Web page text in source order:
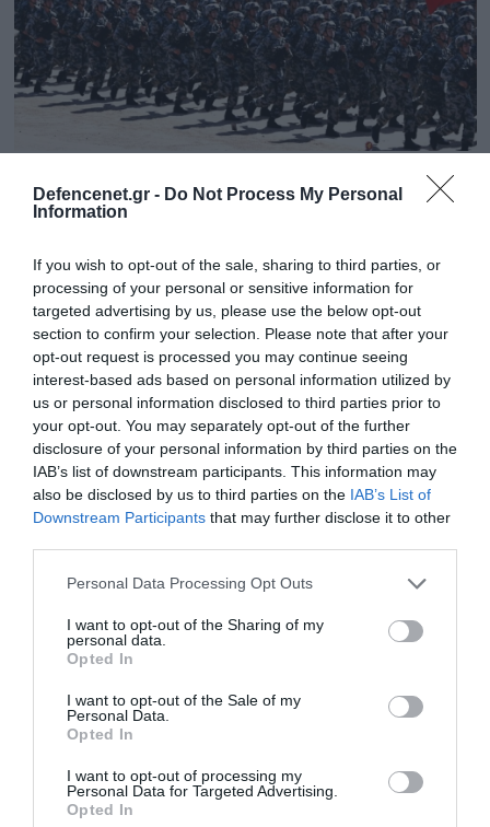
Defencenet.gr - Do Not Process My Personal
Information
If you wish to opt-out of the sale, sharing to third parties, or
processing of your personal or sensitive information for
targeted advertising by us, please use the below opt-out
section to confirm your selection. Please note that after your
opt-out request is processed you may continue seeing
interest-based ads based on personal information utilized by
us or personal information disclosed to third parties prior to
your opt-out. You may separately opt-out of the further
disclosure of your personal information by third parties on the
IAB’s list of downstream participants. This information may
also be disclosed by us to third parties on the IAB’s List of
Downstream Participants that may further disclose it to other
Please note that this website/app uses one or more Google
not limited to your visit or usage behaviour. You may click to
grant or deny consent to Google and its third-party tags to
use your data for below specified purposes in below Google
consent section.
Personal Data Processing Opt Outs
I want to opt-out of the Sharing of my
personal data.
Opted In
I want to opt-out of the Sale of my
Personal Data.
Opted In
I want to opt-out of processing my
Personal Data for Targeted Advertising.
Opted In
03.06.2023 | 14:07
Οι Τούρκοι επιστρέφουν στο
19ο αιώνα: Το ΝΑΤΟ ζήτησε αποστολή
τάγματος από την ανατ. Θράκη κατά των
Σέρβων
Για πρώτη φορά μετά τη διάλυση της Οθωμανικής
Αυτοκρατορίας
Κίνα: «Το Κοσσυφοπέδιο είναι σερβικό
έδαφος υπό την κατοχή του ΝΑΤΟ»!